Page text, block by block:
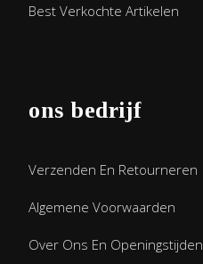
Best Verkochte Artikelen
ons bedrijf
Verzenden En Retourneren
Algemene Voorwaarden
Over Ons En Openingstijden